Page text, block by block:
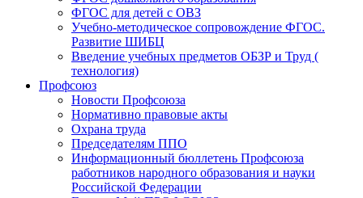
ФГОС для детей с ОВЗ
Учебно-методическое сопровождение ФГОС.
Развитие ШИБЦ
Введение учебных предметов ОБЗР и Труд (
технология)
Профсоюз
Новости Профсоюза
Нормативно правовые акты
Охрана труда
Председателям ППО
Информационный бюллетень Профсоюза
работников народного образования и науки
Российской Федерации